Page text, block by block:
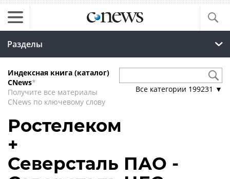
Разделы
Индексная книга (каталог)
CNews*
Получите все материалы
CNews по ключевому слову
Все категории 199231 ▼
Ростелеком
+
Северсталь ПАО -